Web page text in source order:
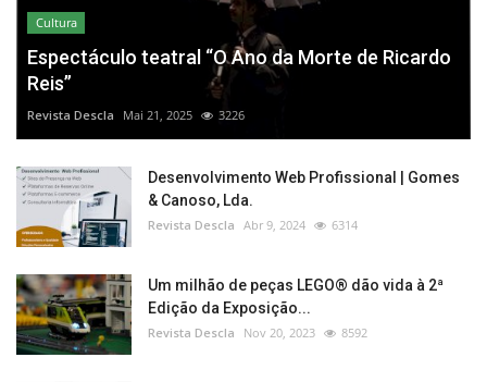
Cultura
Espectáculo teatral “O Ano da Morte de Ricardo
Reis”
Revista Descla Mai 21, 2025 3226
Desenvolvimento Web Profissional | Gomes
& Canoso, Lda.
Revista Descla Abr 9, 2024 6314
Um milhão de peças LEGO® dão vida à 2ª
Edição da Exposição...
Revista Descla Nov 20, 2023 8592